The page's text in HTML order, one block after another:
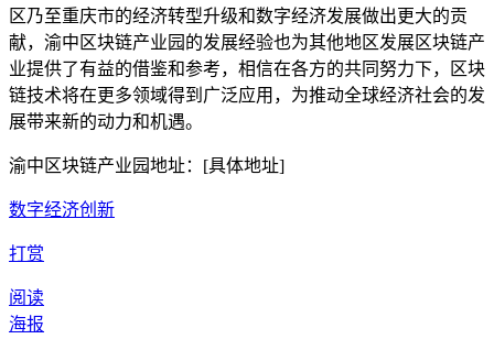
区乃至重庆市的经济转型升级和数字经济发展做出更大的贡
献，渝中区块链产业园的发展经验也为其他地区发展区块链产
业提供了有益的借鉴和参考，相信在各方的共同努力下，区块
链技术将在更多领域得到广泛应用，为推动全球经济社会的发
展带来新的动力和机遇。
渝中区块链产业园地址：[具体地址]
数字经济创新
打赏
阅读
海报